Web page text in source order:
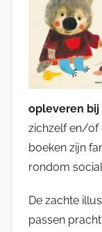
opleveren bij
zichzelf en/of
boeken zijn
rondom
De zachte
passen